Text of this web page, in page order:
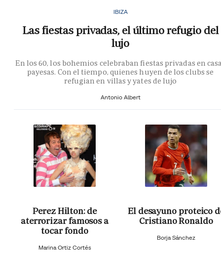
IBIZA
Las fiestas privadas, el último refugio del
lujo
En los 60, los bohemios celebraban fiestas privadas en
payesas. Con el tiempo, quienes huyen de los clubs se
refugian en villas y yates de lujo
Antonio Albert
Perez Hilton: de
aterrorizar famosos a
tocar fondo
Marina Ortiz Cortés
El desayuno proteico
Cristiano Ronaldo
Borja Sánchez